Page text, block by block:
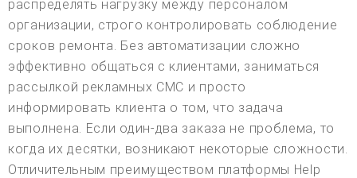
распределять нагрузку между персоналом
организации, строго контролировать соблюдение
сроков ремонта. Без автоматизации сложно
эффективно общаться с клиентами, заниматься
рассылкой рекламных СМС и просто
информировать клиента о том, что задача
выполнена. Если один-два заказа не проблема, то
когда их десятки, возникают некоторые сложности.
Отличительным преимуществом платформы Help